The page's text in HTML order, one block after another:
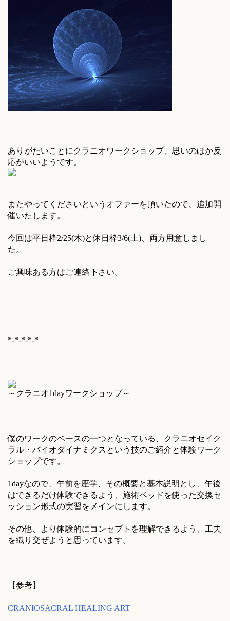
ありがたいことにクラニオワークショップ、思いのほか反
応がいいようです。
またやってくださいというオファーを頂いたので、追加開
催いたします。
今回は平日枠2/25(木)と休日枠3/6(土)、両方用意しまし
た。
ご興味ある方はご連絡下さい。
*-*-*-*-*
～クラニオ1dayワークショップ～
僕のワークのベースの一つとなっている、クラニオセイク
ラル・バイオダイナミクスという技のご紹介と体験ワーク
ショップです。
1dayなので、午前を座学、その概要と基本説明とし、午後
はできるだけ体験できるよう、施術ベッドを使った交換セ
ッション形式の実習をメインにします。
その他、より体験的にコンセプトを理解できるよう、工夫
を織り交ぜようと思っています。
【参考】
CRANIOSACRAL HEALING ART